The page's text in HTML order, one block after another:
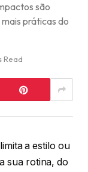
são
práticas do
Read
a estilo ou
sua rotina, do